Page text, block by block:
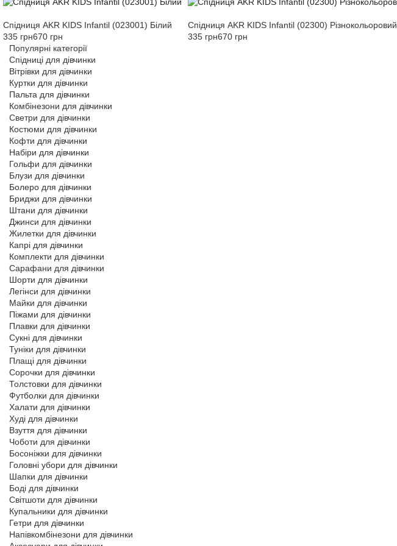
Спідниця AKR KIDS Infantil (023001) Білий
335 грн670 грн
Спідниця AKR KIDS Infantil (02300) Різнокольоровий
335 грн670 грн
Популярні категорії
Спідниці для дівчинки
Вітрівки для дівчинки
Куртки для дівчинки
Пальта для дівчинки
Комбінезони для дівчинки
Светри для дівчинки
Костюми для дівчинки
Кофти для дівчинки
Набіри для дівчинки
Гольфи для дівчинки
Блузи для дівчинки
Болеро для дівчинки
Бриджи для дівчинки
Штани для дівчинки
Джинси для дівчинки
Жилетки для дівчинки
Капрі для дівчинки
Комплекти для дівчинки
Сарафани для дівчинки
Шорти для дівчинки
Легінси для дівчинки
Майки для дівчинки
Піжами для дівчинки
Плавки для дівчинки
Сукні для дівчинки
Туніки для дівчинки
Плащі для дівчинки
Сорочки для дівчинки
Толстовки для дівчинки
Футболки для дівчинки
Халати для дівчинки
Худі для дівчинки
Взуття для дівчинки
Чоботи для дівчинки
Босоніжки для дівчинки
Головні убори для дівчинки
Шапки для дівчинки
Боді для дівчинки
Світшоти для дівчинки
Купальники для дівчинки
Гетри для дівчинки
Напівкомбінезони для дівчинки